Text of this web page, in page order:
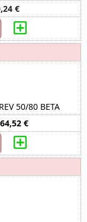
€
50/80 BETA
€